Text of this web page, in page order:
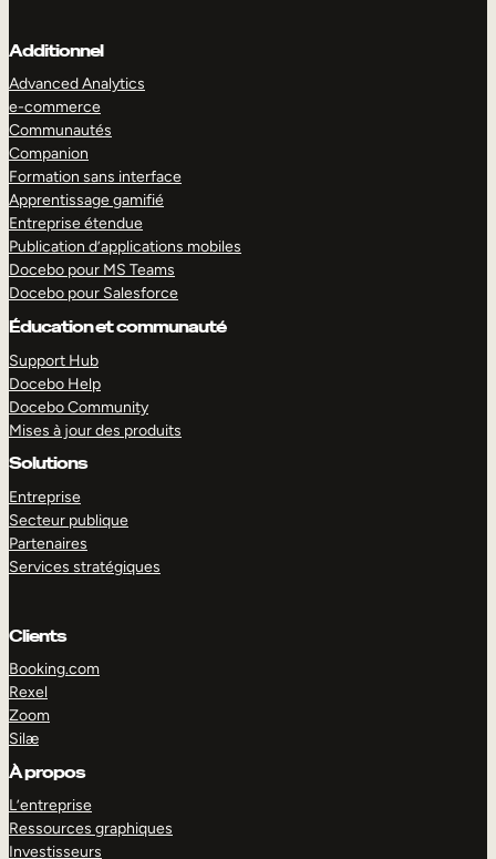
Additionnel
Advanced Analytics
e-commerce
Communautés
Companion
Formation sans interface
Apprentissage gamifié
Entreprise étendue
Publication d’applications mobiles
Docebo pour MS Teams
Docebo pour Salesforce
Éducation et communauté
Support Hub
Docebo Help
Docebo Community
Mises à jour des produits
Solutions
Entreprise
Secteur publique
Partenaires
Services stratégiques
Clients
Booking.com
Rexel
Zoom
Silæ
À propos
L’entreprise
Ressources graphiques
Investisseurs